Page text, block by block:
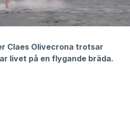
Claes Olivecrona trotsar
livet på en flygande bräda.